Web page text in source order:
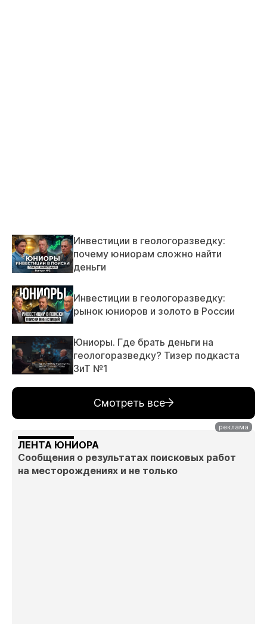
Инвестиции в геологоразведку:
почему юниорам сложно найти
деньги
Инвестиции в геологоразведку:
рынок юниоров и золото в России
Юниоры. Где брать деньги на
геологоразведку? Тизер подкаста
ЗиТ №1
Смотреть все
ЛЕНТА ЮНИОРА
Сообщения о результатах поисковых работ
на месторождениях и не только